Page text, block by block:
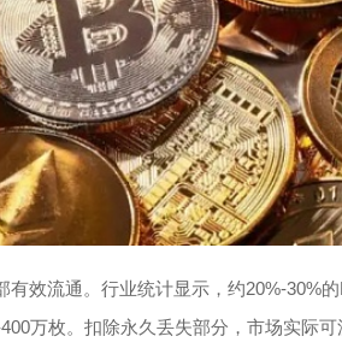
有效流通。行业统计显示，约20%-30%
万枚。扣除永久丢失部分，市场实际